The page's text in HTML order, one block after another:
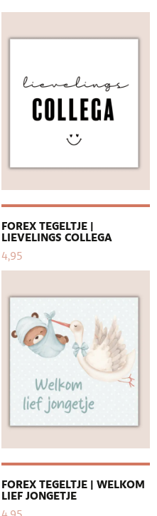
FOREX TEGELTJE |
LIEVELINGS COLLEGA
4,95
FOREX TEGELTJE | WELKOM
LIEF JONGETJE